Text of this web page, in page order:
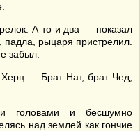
А то и два — показал
рыцаря пристрелил.
забыл.
— Брат Нат, брат Чед,
головами и бесшумно
над землей как гончие